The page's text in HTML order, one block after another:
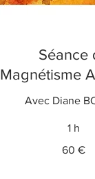
Séance
Magnétisme
Avec Diane
1 h
60 €